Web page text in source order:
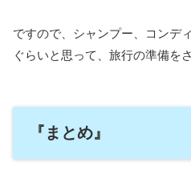
ですので、シャンプー、コンデ
ぐらいと思って、旅行の準備を
『まとめ』